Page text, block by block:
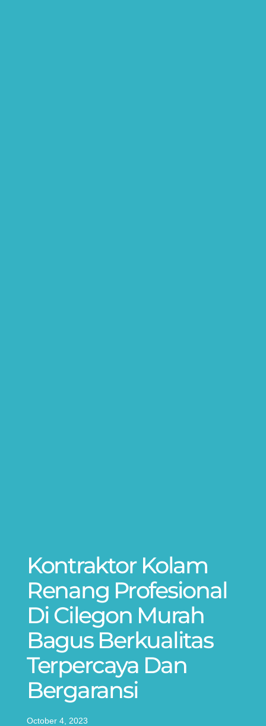
Kontraktor Kolam
Renang Profesional
Di Cilegon Murah
Bagus Berkualitas
Terpercaya Dan
Bergaransi
October 4, 2023